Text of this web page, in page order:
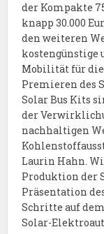
der Kompakte
knapp 30.000
den weiteren
kostengünstige
Mobilität für die
Premieren des
Solar Bus Kits
der
nachhaltigen
Laurin Hahn.
Produktion der
Präsentation
Schritte auf
Solar-